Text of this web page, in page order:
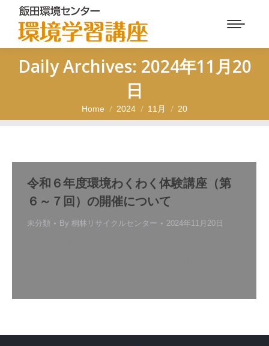
Daily Archives: 2024年11月20
日
You are here:
Home 2024 11月 20
令和６年度環境わくわく体験講座（第
６～７回）の開催について
未分類 By 桐林リサイクルセンター 2024年11月20日